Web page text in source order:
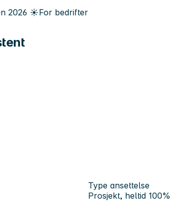
2026 ☀️For bedrifter
Type ansettelse
Prosjekt, heltid 100%